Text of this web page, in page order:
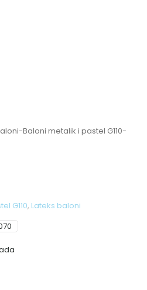
-Baloni metalik i pastel G110-
G110, Lateks baloni